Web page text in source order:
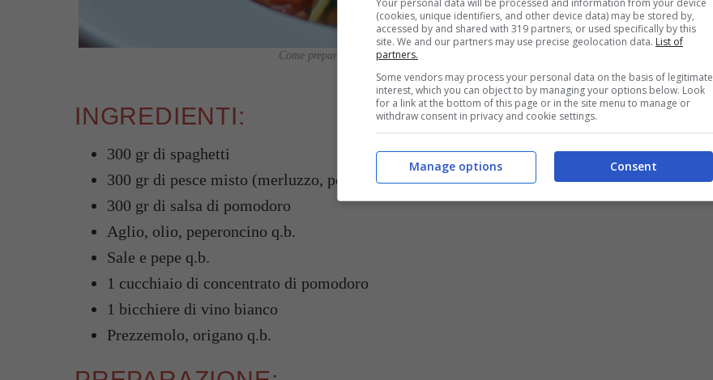
Come preparare degli spaghetti con ragù di pesce deliziosi e d’impatto – buttalapasta.it
INGREDIENTI:
300 gr di spaghetti
300 gr di pesce misto (merluzzo, pescatrice, gamberetti)
300 gr di salsa di pomodoro
Aglio, olio, peperoncino q.b.
Sale e pepe q.b.
1 cucchiaio di concentrato di pomodoro
1 bicchiere di vino bianco
Prezzemolo, origano q.b.
(cookies, unique identifiers, and other device data) may be stored by,
accessed by and shared with 319 partners, or used specifically by this
site. We and our partners may use precise geolocation data. List of
partners.
Some vendors may process your personal data on the basis of legitimate
interest, which you can object to by managing your options below. Look
for a link at the bottom of this page or in the site menu to manage or
withdraw consent in privacy and cookie settings.
Consent
Manage options